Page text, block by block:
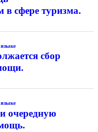
в сфере туризма.
сбор
очередную